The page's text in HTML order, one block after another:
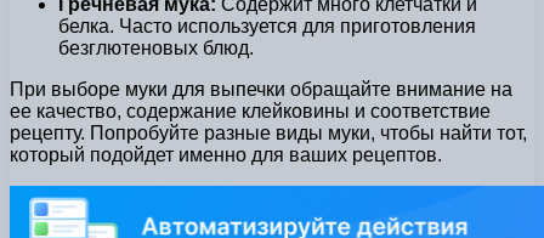
белка. Часто используется для приготовления
безглютеновых блюд.
При выборе муки для выпечки обращайте внимание на
ее качество, содержание клейковины и соответствие
рецепту. Попробуйте разные виды муки, чтобы найти тот,
который подойдет именно для ваших рецептов.